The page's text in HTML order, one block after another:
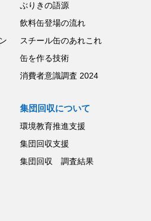
ぶりきの語源
飲料缶登場の流れ
スチール缶のあれこれ
缶を作る技術
消費者意識調査 2024
集団回収について
環境教育推進支援
集団回収支援
集団回収 調査結果